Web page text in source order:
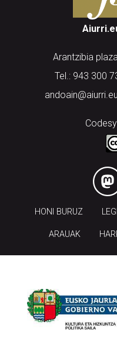
Arantzibia
Tel.: 943 300
HONI BURUZ
ARAUAK